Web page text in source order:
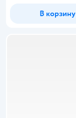
В корзину